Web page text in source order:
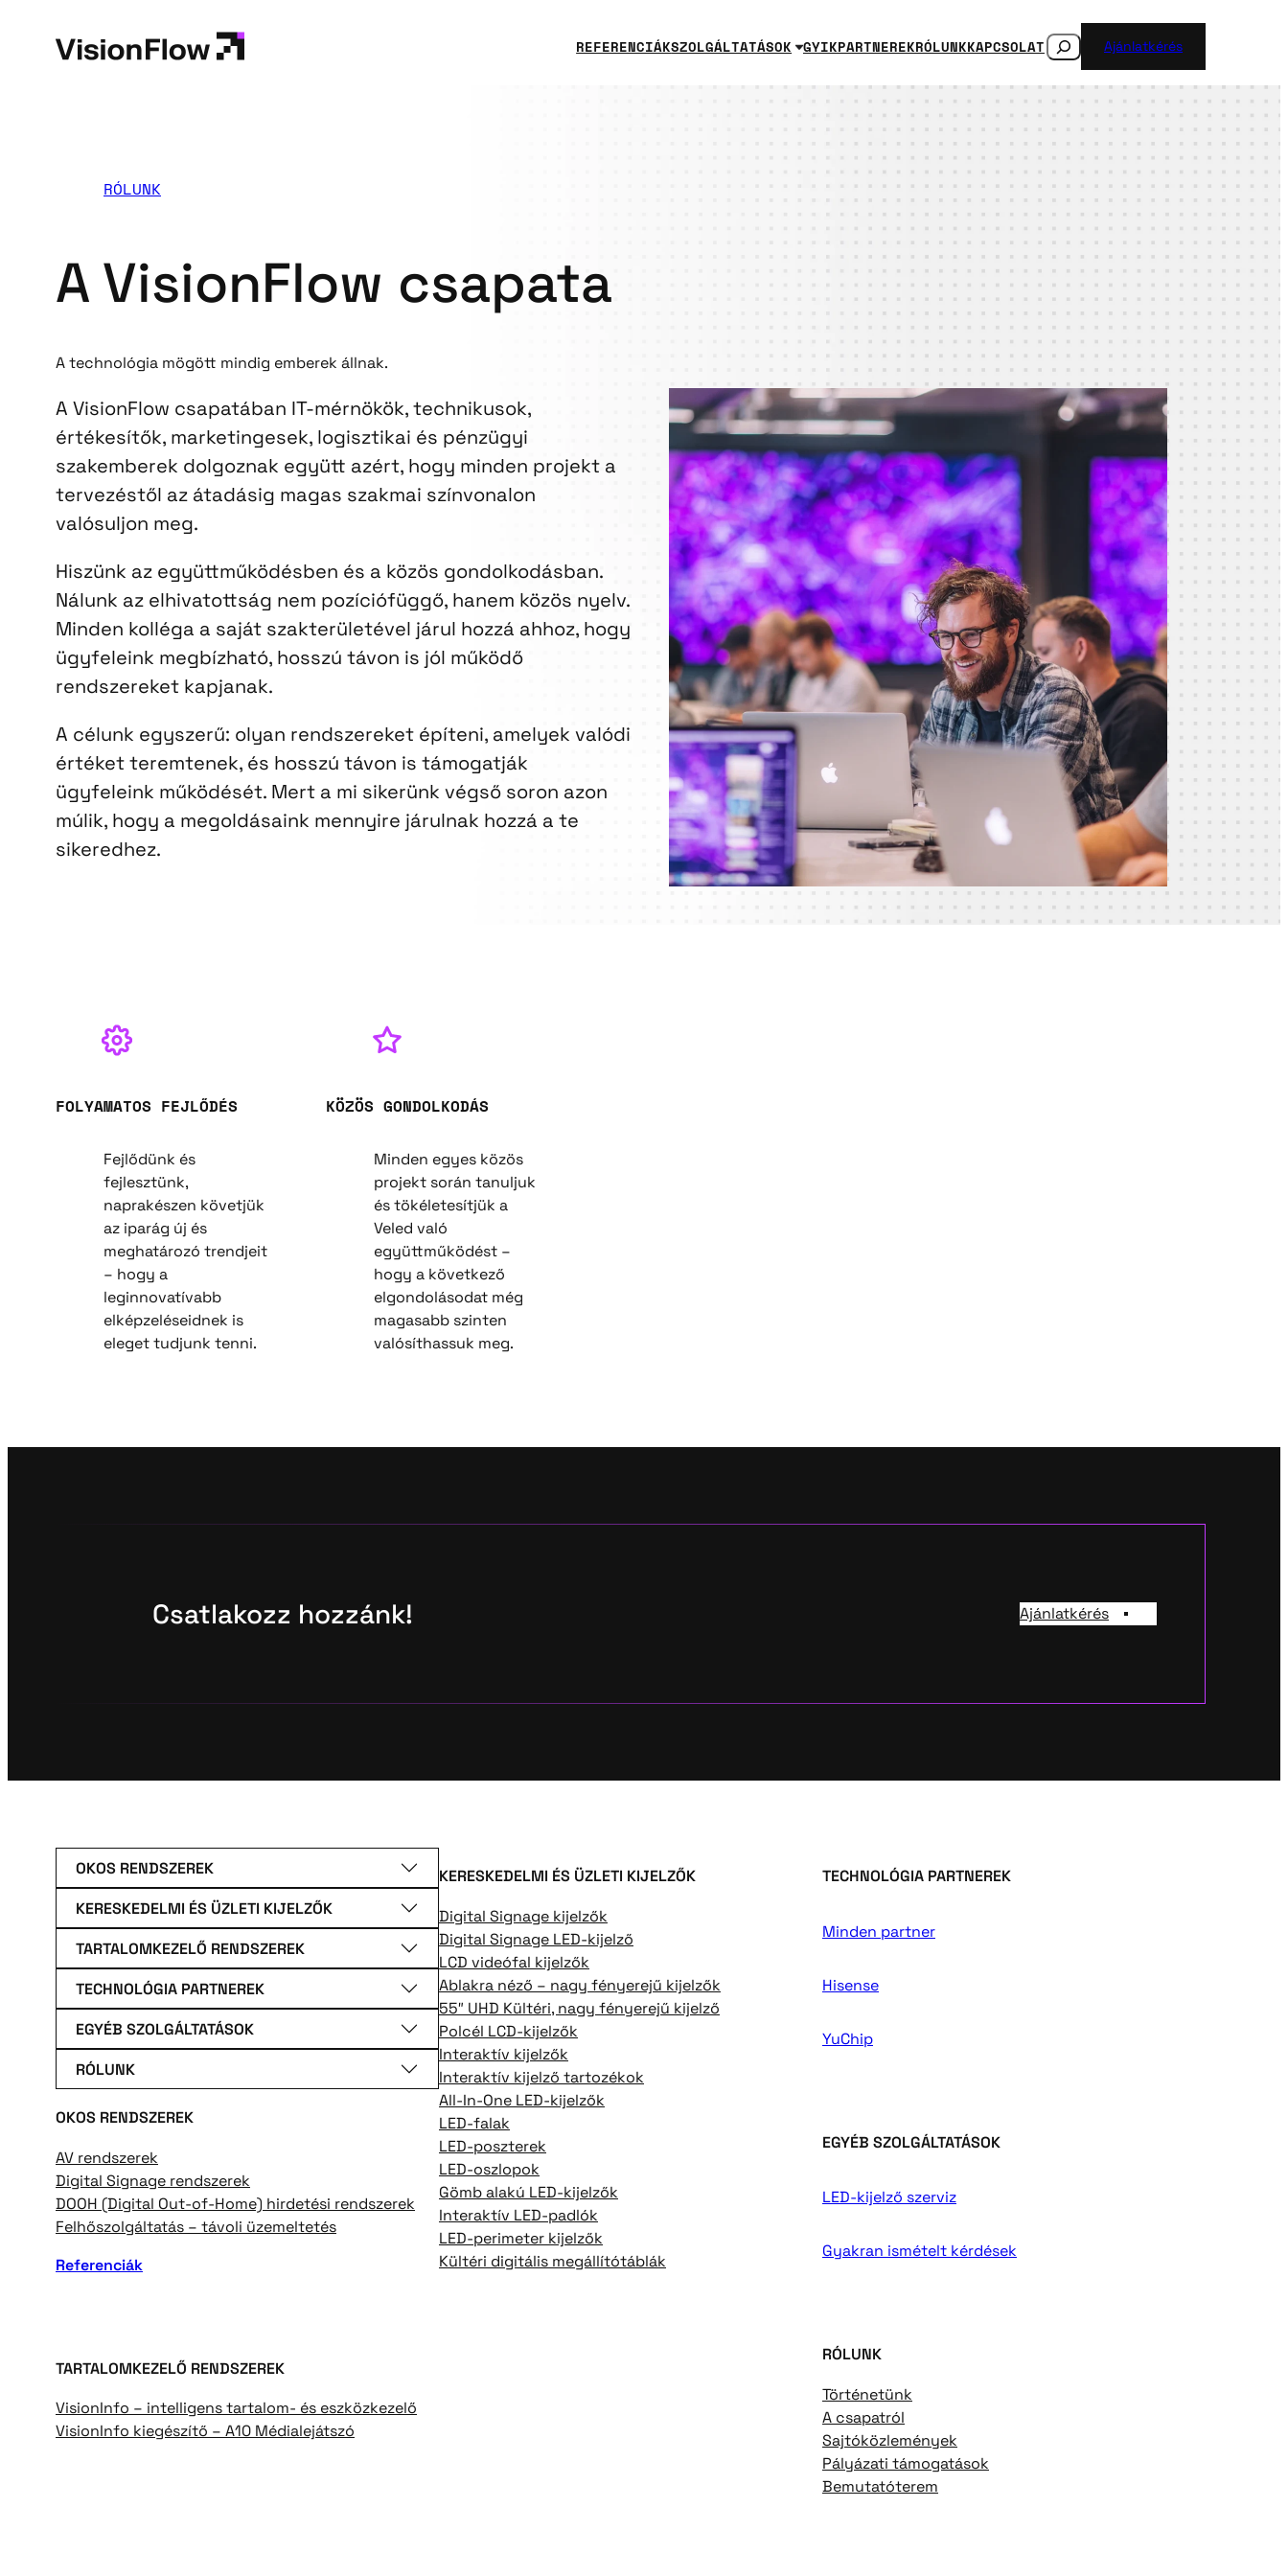
tartalomhoz
REFERENCIÁKSZOLGÁLTATÁSOK GYIKPARTNEREKRÓLUNKKAPCSOLATSEARCH Ajánlatkérés
RÓLUNK
A VisionFlow csapata
A technológia mögött mindig emberek állnak.
A VisionFlow csapatában IT-mérnökök, technikusok,
értékesítők, marketingesek, logisztikai és pénzügyi
szakemberek dolgoznak együtt azért, hogy minden projekt a
tervezéstől az átadásig magas szakmai színvonalon
valósuljon meg.
Hiszünk az együttműködésben és a közös gondolkodásban.
Nálunk az elhivatottság nem pozíciófüggő, hanem közös nyelv.
Minden kolléga a saját szakterületével járul hozzá ahhoz, hogy
ügyfeleink megbízható, hosszú távon is jól működő
rendszereket kapjanak.
A célunk egyszerű: olyan rendszereket építeni, amelyek valódi
értéket teremtenek, és hosszú távon is támogatják
ügyfeleink működését. Mert a mi sikerünk végső soron azon
múlik, hogy a megoldásaink mennyire járulnak hozzá a te
sikeredhez.
FOLYAMATOS FEJLŐDÉS
Fejlődünk és
fejlesztünk,
naprakészen követjük
az iparág új és
meghatározó trendjeit
– hogy a
leginnovatívabb
elképzeléseidnek is
eleget tudjunk tenni.
KÖZÖS GONDOLKODÁS
Minden egyes közös
projekt során tanuljuk
és tökéletesítjük a
Veled való
együttműködést –
hogy a következő
elgondolásodat még
magasabb szinten
valósíthassuk meg.
Csatlakozz hozzánk! Ajánlatkérés
OKOS RENDSZEREK
KERESKEDELMI ÉS ÜZLETI KIJELZŐK
TARTALOMKEZELŐ RENDSZEREK
TECHNOLÓGIA PARTNEREK
EGYÉB SZOLGÁLTATÁSOK
RÓLUNK
OKOS RENDSZEREK
AV rendszerek
Digital Signage rendszerek
DOOH (Digital Out-of-Home) hirdetési rendszerek
Felhőszolgáltatás – távoli üzemeltetés
Referenciák
TARTALOMKEZELŐ RENDSZEREK
VisionInfo – intelligens tartalom- és eszközkezelő
VisionInfo kiegészítő – A10 Médialejátszó
KERESKEDELMI ÉS ÜZLETI KIJELZŐK
Digital Signage kijelzők
Digital Signage LED-kijelző
LCD videófal kijelzők
Ablakra néző – nagy fényerejű kijelzők
55″ UHD Kültéri, nagy fényerejű kijelző
Polcél LCD-kijelzők
Interaktív kijelzők
Interaktív kijelző tartozékok
All-In-One LED-kijelzők
LED-falak
LED-poszterek
LED-oszlopok
Gömb alakú LED-kijelzők
Interaktív LED-padlók
LED-perimeter kijelzők
Kültéri digitális megállítótáblák
TECHNOLÓGIA PARTNEREK
Minden partner
Hisense
YuChip
EGYÉB SZOLGÁLTATÁSOK
LED-kijelző szerviz
Gyakran ismételt kérdések
RÓLUNK
Történetünk
A csapatról
Sajtóközlemények
Pályázati támogatások
Bemutatóterem